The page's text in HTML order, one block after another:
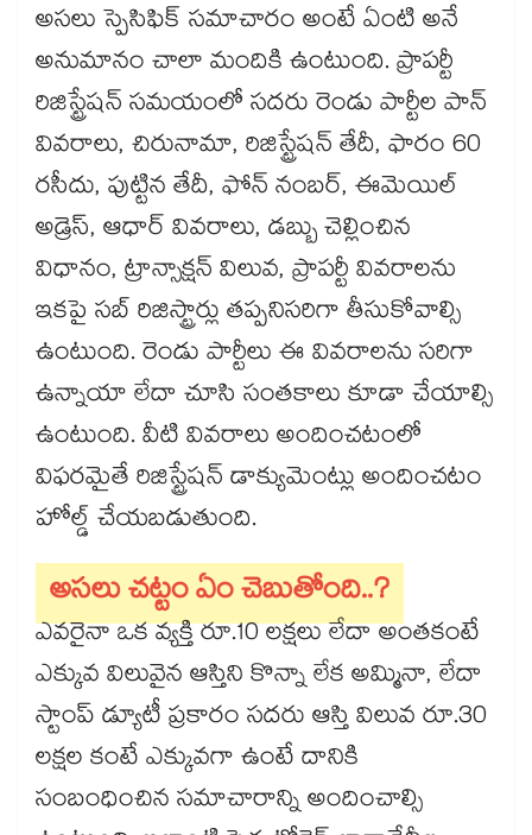
అసలు స్పెసిఫిక్ సమాచారం అంటే ఏంటి అనే
అనుమానం చాలా మందికి ఉంటుంది. ప్రాపర్టీ
రిజిస్ట్రేషన్ సమయంలో సదరు రెండు పార్టీల పాన్
వివరాలు, చిరునామా, రిజిస్ట్రేషన్ తేదీ, ఫారం 60
రసీదు, పుట్టిన తేదీ, ఫోన్ నంబర్, ఈమెయిల్
అడ్రెస్, ఆధార్ వివరాలు, డబ్బు చెల్లించిన
విధానం, ట్రాన్సాక్షన్ విలువ, ప్రాపర్టీ వివరాలను
ఇకపై సబ్ రిజిస్ట్రార్లు తప్పనిసరిగా తీసుకోవాల్సి
ఉంటుంది. రెండు పార్టీలు ఈ వివరాలను సరిగా
ఉన్నాయా లేదా చూసి సంతకాలు కూడా చేయాల్సి
ఉంటుంది. వీటి వివరాలు అందించటంలో
విఫరమైతే రిజిస్ట్రేషన్ డాక్యుమెంట్లు అందించటం
హోల్డ్ చేయబడుతుంది.
అసలు చట్టం ఏం చెబుతోంది..?
ఎవరైనా ఒక వ్యక్తి రూ.10 లక్షలు లేదా అంతకంటే
ఎక్కువ విలువైన ఆస్తిని కొన్నా లేక అమ్మినా, లేదా
స్టాంప్ డ్యూటీ ప్రకారం సదరు ఆస్తి విలువ రూ.30
లక్షల కంటే ఎక్కువగా ఉంటే దానికి
సంబంధించిన సమాచారాన్ని అందించాల్సి